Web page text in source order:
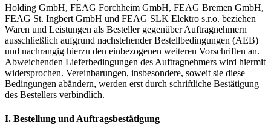
Holding GmbH, FEAG Forchheim GmbH, FEAG Bremen GmbH,
FEAG St. Ingbert GmbH und FEAG SLK Elektro s.r.o. beziehen
Waren und Leistungen als Besteller gegenüber Auftragnehmern
ausschließlich aufgrund nachstehender Bestellbedingungen (AEB)
und nachrangig hierzu den einbezogenen weiteren Vorschriften an.
Abweichenden Lieferbedingungen des Auftragnehmers wird hiermit
widersprochen. Vereinbarungen, insbesondere, soweit sie diese
Bedingungen abändern, werden erst durch schriftliche Bestätigung
des Bestellers verbindlich.
I. Bestellung und Auftragsbestätigung